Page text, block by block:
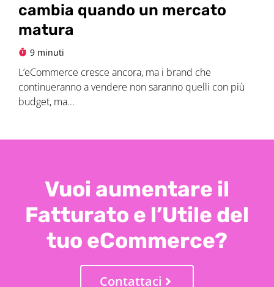
cambia quando un mercato
matura
9 minuti
L’eCommerce cresce ancora, ma i brand che
continueranno a vendere non saranno quelli con più
budget, ma...
Vuoi aumentare il
Fatturato e l’Utile del
tuo eCommerce?
Contattaci